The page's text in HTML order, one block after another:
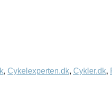
, Cykelexperten.dk, Cykler.dk,